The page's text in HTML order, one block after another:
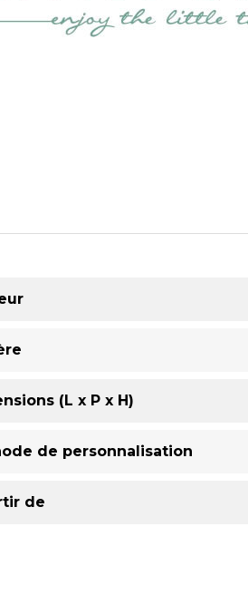
(L x P x H)
de personnalisation
de